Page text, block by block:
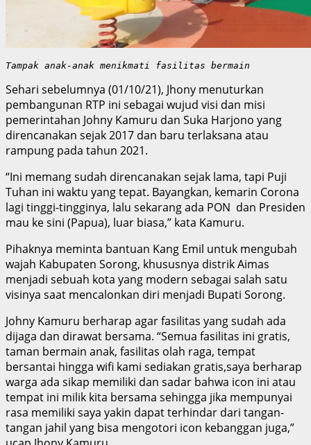
Tampak anak-anak menikmati fasilitas bermain
Sehari sebelumnya (01/10/21), Jhony menuturkan
pembangunan RTP ini sebagai wujud visi dan misi
pemerintahan Johny Kamuru dan Suka Harjono yang
direncanakan sejak 2017 dan baru terlaksana atau
rampung pada tahun 2021.
“Ini memang sudah direncanakan sejak lama, tapi Puji
Tuhan ini waktu yang tepat. Bayangkan, kemarin Corona
lagi tinggi-tingginya, lalu sekarang ada PON dan Presiden
mau ke sini (Papua), luar biasa,” kata Kamuru.
Pihaknya meminta bantuan Kang Emil untuk mengubah
wajah Kabupaten Sorong, khususnya distrik Aimas
menjadi sebuah kota yang modern sebagai salah satu
visinya saat mencalonkan diri menjadi Bupati Sorong.
Johny Kamuru berharap agar fasilitas yang sudah ada
dijaga dan dirawat bersama. “Semua fasilitas ini gratis,
taman bermain anak, fasilitas olah raga, tempat
bersantai hingga wifi kami sediakan gratis,saya berharap
warga ada sikap memiliki dan sadar bahwa icon ini atau
tempat ini milik kita bersama sehingga jika mempunyai
rasa memiliki saya yakin dapat terhindar dari tangan-
tangan jahil yang bisa mengotori icon kebanggan juga,”